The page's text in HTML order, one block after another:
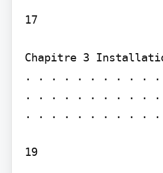
17
Chapitre 3
. . . . . . . . . .
. . . . . . . . . .
. . . . . . . . . . .
19